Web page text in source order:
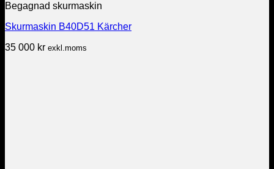
Begagnad skurmaskin
Skurmaskin B40D51 Kärcher
35 000 kr exkl.moms